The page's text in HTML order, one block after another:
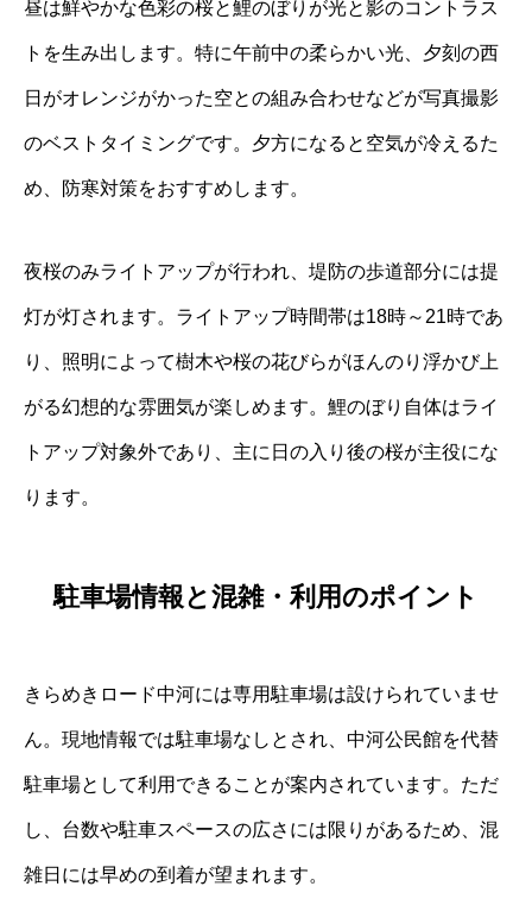
昼は鮮やかな色彩の桜と鯉のぼりが光と影のコントラス
トを生み出します。特に午前中の柔らかい光、夕刻の西
日がオレンジがかった空との組み合わせなどが写真撮影
のベストタイミングです。夕方になると空気が冷えるた
め、防寒対策をおすすめします。
夜桜のみライトアップが行われ、堤防の歩道部分には提
灯が灯されます。ライトアップ時間帯は18時～21時であ
り、照明によって樹木や桜の花びらがほんのり浮かび上
がる幻想的な雰囲気が楽しめます。鯉のぼり自体はライ
トアップ対象外であり、主に日の入り後の桜が主役にな
ります。
駐車場情報と混雑・利用のポイント
きらめきロード中河には専用駐車場は設けられていませ
ん。現地情報では駐車場なしとされ、中河公民館を代替
駐車場として利用できることが案内されています。ただ
し、台数や駐車スペースの広さには限りがあるため、混
雑日には早めの到着が望まれます。